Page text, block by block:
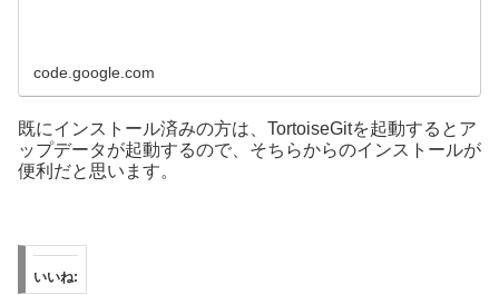
code.google.com
既にインストール済みの方は、TortoiseGitを起動するとア
ップデータが起動するので、そちらからのインストールが
便利だと思います。
いいね: